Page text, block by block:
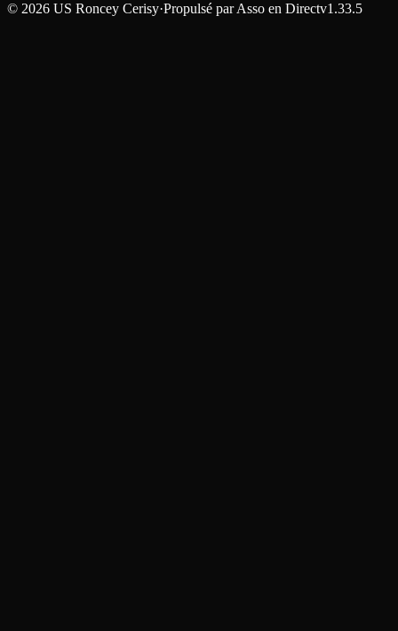
© 2026 US Roncey Cerisy·Propulsé par Asso en Directv1.33.5